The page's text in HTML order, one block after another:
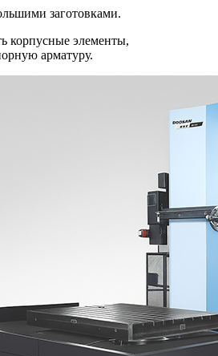
заготовками.
корпусные элементы,
арматуру.